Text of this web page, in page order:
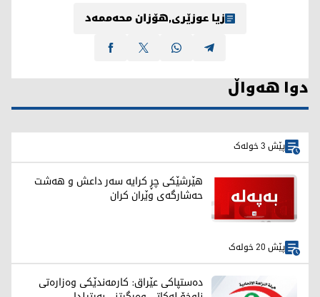
زیا عوزێری,هۆزان محەممەد
دوا هەواڵ
پێش 3 خولەک
هێرشێکی چڕ کرایە سەر داعش و هەشت
حەشارگەی وێران کران
پێش 20 خولەک
دەستپاکی عێراق: کارمەندێکی وەزارەتی